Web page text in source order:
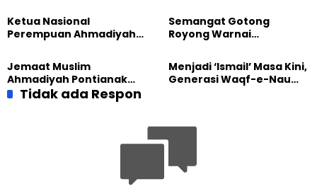
Sembako kepada Warga
Pendidikan BERLIAN
Ketua Nasional
Perempuan Ahmadiyah
Besar Universitas
Terbuka
Semangat Gotong
Royong Warnai
Masjid di Jemaat
Ahmadiyah Sukapura
Jemaat Muslim
Ahmadiyah Pontianak
dan Gereja Katedral
Perkuat Kolaborasi Sosial
Menjadi ‘Ismail’ Masa Kini,
Generasi Waqf-e-Nau
Tidak ada Respon